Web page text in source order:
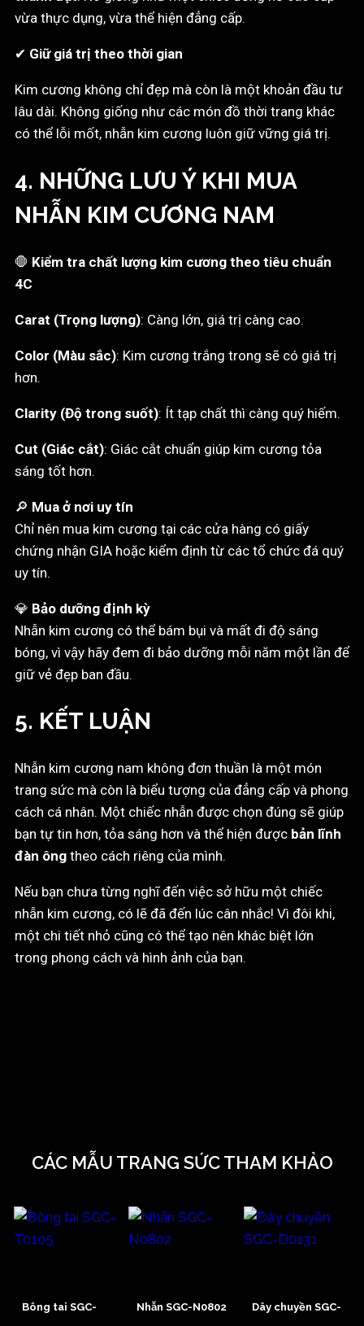
vừa thực dụng, vừa thể hiện đẳng cấp.
✔ Giữ giá trị theo thời gian
Kim cương không chỉ đẹp mà còn là một khoản đầu tư
lâu dài. Không giống như các món đồ thời trang khác
có thể lỗi mốt, nhẫn kim cương luôn giữ vững giá trị.
4. NHỮNG LƯU Ý KHI MUA
NHẪN KIM CƯƠNG NAM
🛑 Kiểm tra chất lượng kim cương theo tiêu chuẩn
4C
Carat (Trọng lượng): Càng lớn, giá trị càng cao.
Color (Màu sắc): Kim cương trắng trong sẽ có giá trị
hơn.
Clarity (Độ trong suốt): Ít tạp chất thì càng quý hiếm.
Cut (Giác cắt): Giác cắt chuẩn giúp kim cương tỏa
sáng tốt hơn.
🔎 Mua ở nơi uy tín
Chỉ nên mua kim cương tại các cửa hàng có giấy
chứng nhận GIA hoặc kiểm định từ các tổ chức đá quý
uy tín.
💎 Bảo dưỡng định kỳ
Nhẫn kim cương có thể bám bụi và mất đi độ sáng
bóng, vì vậy hãy đem đi bảo dưỡng mỗi năm một lần để
giữ vẻ đẹp ban đầu.
5. KẾT LUẬN
Nhẫn kim cương nam không đơn thuần là một món
trang sức mà còn là biểu tượng của đẳng cấp và phong
cách cá nhân. Một chiếc nhẫn được chọn đúng sẽ giúp
bạn tự tin hơn, tỏa sáng hơn và thể hiện được bản lĩnh
đàn ông theo cách riêng của mình.
Nếu bạn chưa từng nghĩ đến việc sở hữu một chiếc
nhẫn kim cương, có lẽ đã đến lúc cân nhắc! Vì đôi khi,
một chi tiết nhỏ cũng có thể tạo nên khác biệt lớn
trong phong cách và hình ảnh của bạn.
CÁC MẪU TRANG SỨC THAM KHẢO
Bông tai SGC- Nhẫn SGC-N0802 Dây chuyền SGC-